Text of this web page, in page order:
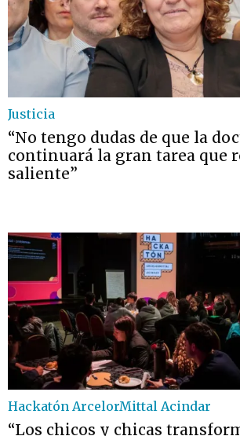
Justicia
“No tengo dudas de que la
continuará la gran tarea que
saliente”
Hackatón ArcelorMittal Acindar
“Los chicos y chicas